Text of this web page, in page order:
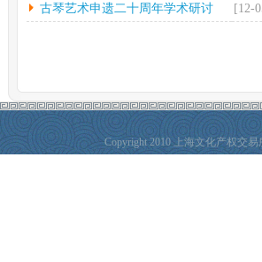
古琴艺术申遗二十周年学术研讨
[12-
Copyright 2010 上海文化产权交